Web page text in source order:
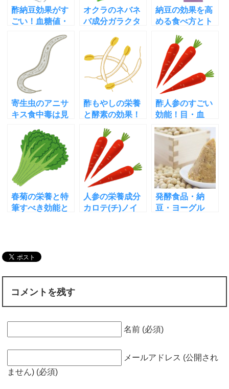
酢納豆効果がす
ごい！血糖値・
血圧・ダイエッ
トに良い理由と
簡単な作り方
オクラのネバネ
バ成分ガラクタ
他にも効く簡単
レシピ
納豆の効果を高
める食べ方とト
作用！ダメな食
べ方は？
寄生虫のアニサ
キス食中毒は見
で予防！症状や
治療法は？
酢もやしの栄養
と酵素の効果！
ット法の食べ方
は？
酢人参のすごい
効能！目・血
圧・アトピー・
美容等に効く簡
単レシピ
春菊の栄養と特
筆すべき効能と
人参の栄養成分
カロテ(チ)ノイ
発酵食品・納
豆・ヨーグル
コメントを残す
名前 (必須)
メールアドレス (公開され
ません) (必須)